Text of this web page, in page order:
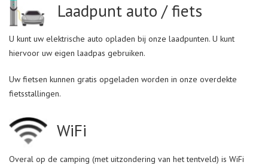
Laadpunt auto / fiets
U kunt uw elektrische auto opladen bij onze laadpunten. U kunt
hiervoor uw eigen laadpas gebruiken.
Uw fietsen kunnen gratis opgeladen worden in onze overdekte
fietsstallingen.
WiFi
Overal op de camping (met uitzondering van het tentveld) is WiFi